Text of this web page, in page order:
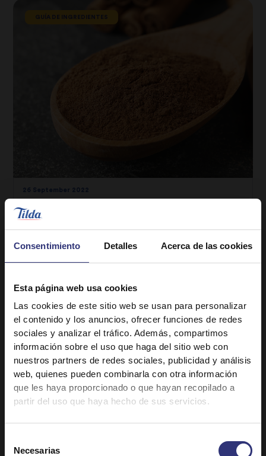
Consentimiento Detalles Acerca de las cookies
Esta página web usa cookies
Las cookies de este sitio web se usan para personalizar
el contenido y los anuncios, ofrecer funciones de redes
sociales y analizar el tráfico. Además, compartimos
información sobre el uso que haga del sitio web con
nuestros partners de redes sociales, publicidad y análisis
web, quienes pueden combinarla con otra información
que les haya proporcionado o que hayan recopilado a
partir del uso que haya hecho de sus servicios.
Necesarias
GUÍA DE INGREDIENTES
GUÍA DE INGREDIENTES